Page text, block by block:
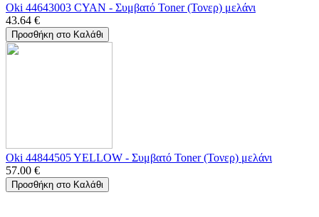
Oki 44643003 CYAN - Συμβατό Toner (Τονερ) μελάνι
43.64 €
Προσθήκη στο Καλάθι
Oki 44844505 YELLOW - Συμβατό Toner (Τονερ) μελάνι
57.00 €
Προσθήκη στο Καλάθι